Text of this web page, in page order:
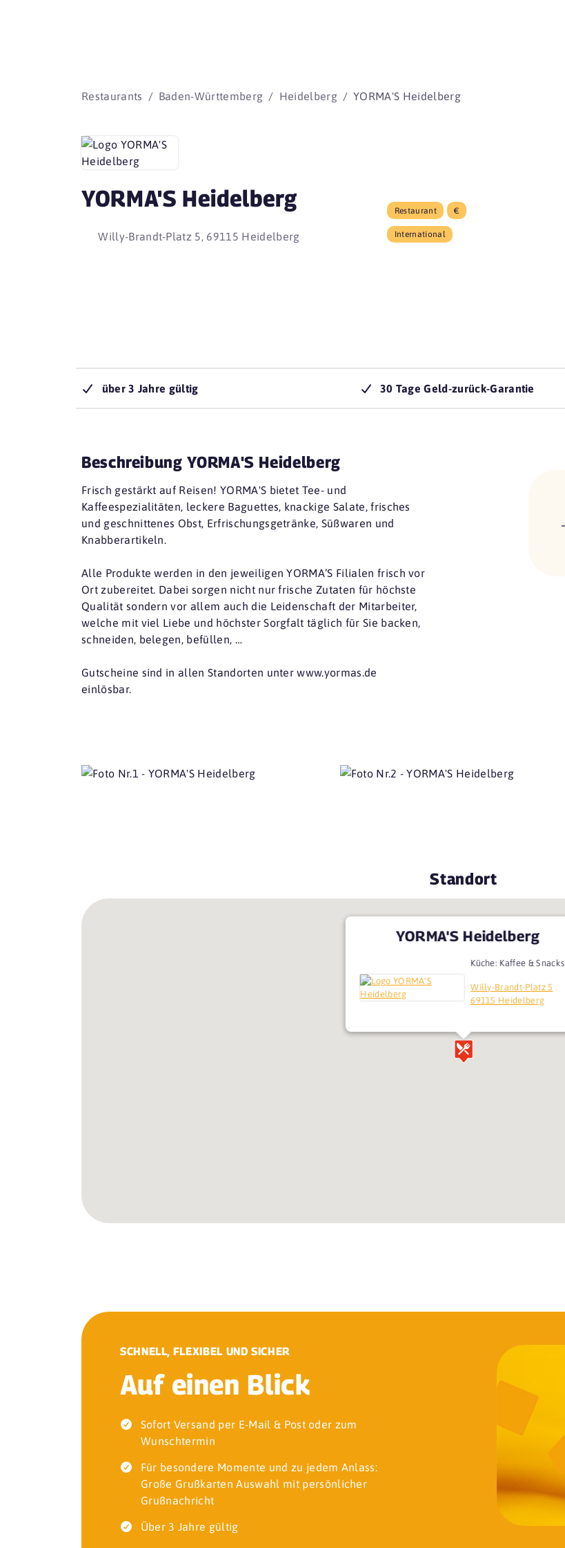
Restaurants Baden-Württemberg Heidelberg YORMA'S Heidelberg
YORMA'S Heidelberg
Willy-Brandt-Platz 5, 69115 Heidelberg
Restaurant €
International
über 3 Jahre gültig 30 Tage Geld-zurück-Garantie
Beschreibung YORMA'S Heidelberg
Frisch gestärkt auf Reisen! YORMA'S bietet Tee- und
Kaffeespezialitäten, leckere Baguettes, knackige Salate, frisches
und geschnittenes Obst, Erfrischungsgetränke, Süßwaren und
Knabberartikeln.
Alle Produkte werden in den jeweiligen YORMA’S Filialen frisch vor
Ort zubereitet. Dabei sorgen nicht nur frische Zutaten für höchste
Qualität sondern vor allem auch die Leidenschaft der Mitarbeiter,
welche mit viel Liebe und höchster Sorgfalt täglich für Sie backen,
schneiden, belegen, befüllen, …
Gutscheine sind in allen Standorten unter www.yormas.de
einlösbar.
Standort
YORMA'S Heidelberg
Küche: Kaffee & Snacks
Willy-Brandt-Platz 5
69115 Heidelberg
SCHNELL, FLEXIBEL UND SICHER
Auf einen Blick
Sofort Versand per E-Mail & Post oder zum
Wunschtermin
Für besondere Momente und zu jedem Anlass:
Große Grußkarten Auswahl mit persönlicher
Grußnachricht
Über 3 Jahre gültig